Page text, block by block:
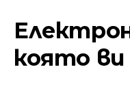
която ви